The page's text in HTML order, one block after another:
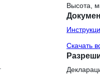
Высота,
Скачать